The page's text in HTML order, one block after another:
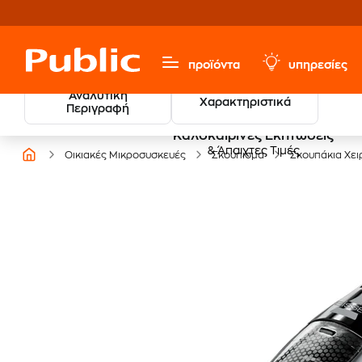
προϊόντα υπηρεσίες
Αναλυτική
Περιγραφή
Χαρακτηριστικά
Καλοκαιρινές Εκπτώσεις
& Άπαιχτες Τιμές
Οικιακές Μικροσυσκευές Σκούπισμα Σκουπάκια